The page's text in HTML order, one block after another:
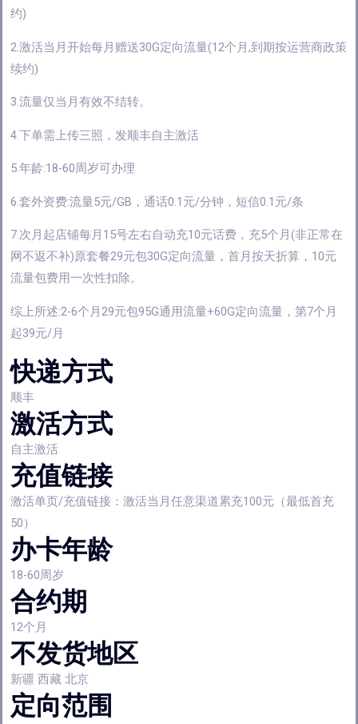
约)
2.激活当月开始每月赠送30G定向流量(12个月,到期按运营商政策
续约)
3.流量仅当月有效不结转。
4.下单需上传三照，发顺丰自主激活
5.年龄:18-60周岁可办理
6.套外资费:流量5元/GB，通话0.1元/分钟，短信0.1元/条
7.次月起店铺每月15号左右自动充10元话费，充5个月(非正常在
网不返不补)原套餐29元包30G定向流量，首月按天折算，10元
流量包费用一次性扣除。
综上所述:2-6个月29元包95G通用流量+60G定向流量，第7个月
起39元/月
快递方式
顺丰
激活方式
自主激活
充值链接
激活单页/充值链接：激活当月任意渠道累充100元（最低首充
50）
办卡年龄
18-60周岁
合约期
12个月
不发货地区
新疆 西藏 北京
定向范围